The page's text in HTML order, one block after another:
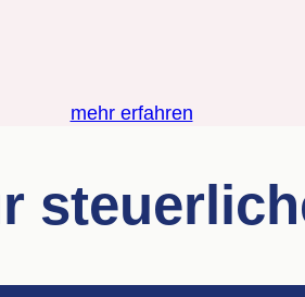
mehr erfahren